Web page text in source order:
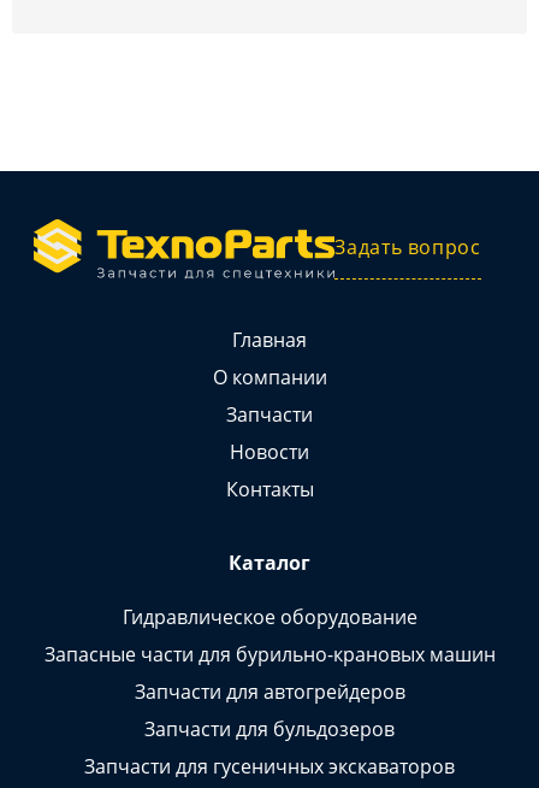
Задать вопрос
Главная
О компании
Запчасти
Новости
Контакты
Каталог
Гидравлическое оборудование
Запасные части для бурильно-крановых машин
Запчасти для автогрейдеров
Запчасти для бульдозеров
Запчасти для гусеничных экскаваторов